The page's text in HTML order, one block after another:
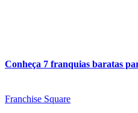
Conheça 7 franquias baratas
Franchise Square